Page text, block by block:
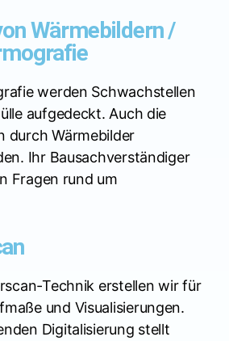
Wärmebildern /
werden Schwachstellen
aufgedeckt. Auch die
durch Wärmebilder
Ihr Bausachverständiger
Fragen rund um
Technik erstellen wir für
und Visualisierungen.
Digitalisierung stellt